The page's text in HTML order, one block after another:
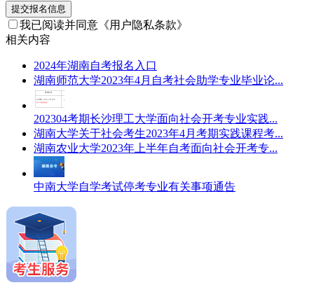
提交报名信息
我已阅读并同意 《用户隐私条款》
相关内容
2024年湖南自考报名入口
湖南师范大学2023年4月自考社会助学专业毕业论...
202304考期长沙理工大学面向社会开考专业实践...
湖南大学关于社会考生2023年4月考期实践课程考...
湖南农业大学2023年上半年自考面向社会开考专...
中南大学自学考试停考专业有关事项通告